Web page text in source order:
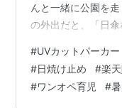
んと一緒に公園を
の外出だと、「日
対策ができる「UV
でも、探してみる
て、どれがいいのか
#UVカットパーカー
#日焼け止め #楽
#ワンオペ育児 #